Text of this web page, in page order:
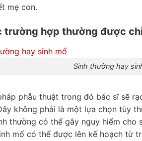
mẹ con.
trường hợp thường được
Sinh thường hay
phẫu thuật trong đó bác sĩ sẽ
không phải là một lựa chọn tùy
thường có thể gây nguy hiểm cho
mổ có thể được lên kế hoạch từ